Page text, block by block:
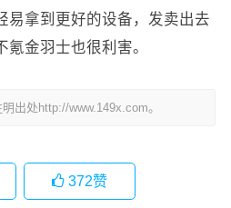
易拿到更好的设备，发卖出去
金羽士也很利害。
出处http://www.149x.com。
372赞